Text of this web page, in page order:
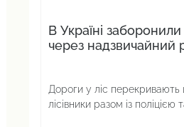
В Україні заборонили
через надзвичайний
Дороги у ліс
лісівники разом із